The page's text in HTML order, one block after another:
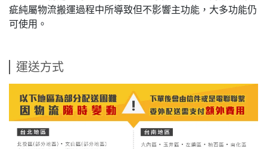
疵純屬物流搬運過程中所導致但不影響主功能，大多功能仍
可使用。
運送方式